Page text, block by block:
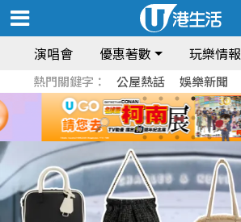
演唱會 優惠著數 玩樂情報
熱門關鍵字： 公屋熱話 娛樂新聞